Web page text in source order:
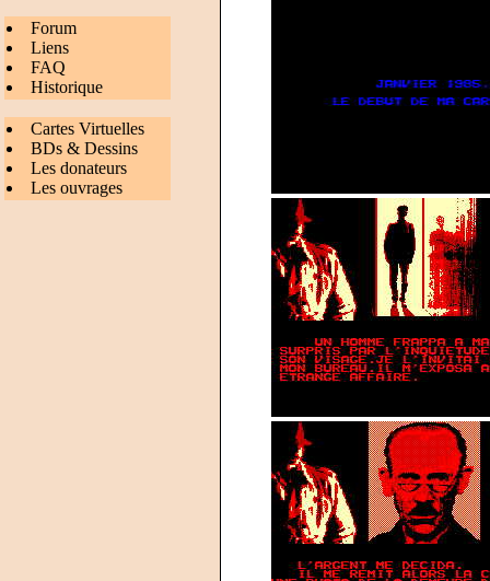
Forum
Liens
FAQ
Historique
Cartes Virtuelles
BDs & Dessins
Les donateurs
Les ouvrages